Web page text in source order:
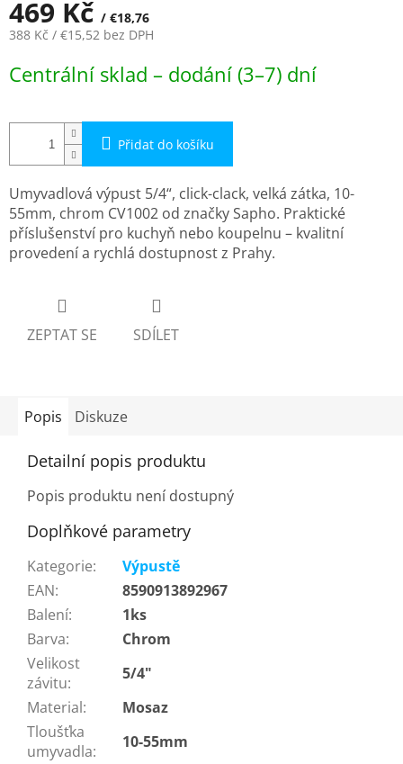
469 Kč / €18,76
388 Kč / €15,52 bez DPH
cena:
Centrální sklad – dodání (3–7) dní
Přidat do košíku
Umyvadlová výpust 5/4“, click-clack, velká zátka, 10-
55mm, chrom CV1002 od značky Sapho. Praktické
příslušenství pro kuchyň nebo koupelnu – kvalitní
provedení a rychlá dostupnost z Prahy.
ZEPTAT SE SDÍLET
Popis Diskuze
Detailní popis produktu
Popis produktu není dostupný
Doplňkové parametry
Kategorie:
Výpustě
EAN:
8590913892967
Balení:
1ks
Barva:
Chrom
Velikost
závitu:
5/4"
Material:
Mosaz
Tloušťka
umyvadla: 10-55mm